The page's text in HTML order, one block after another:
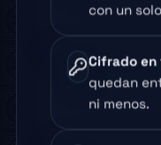
con un
Cifrado en
quedan
ni menos.